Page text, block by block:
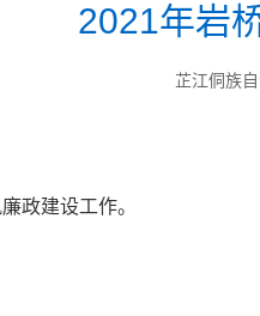
2021年岩
芷江侗族
政建设工作。